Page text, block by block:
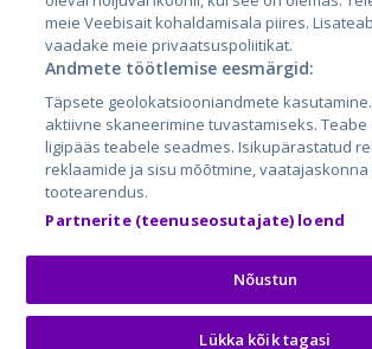
City24.lv
City24.ee
GetaPro.lv
GetaPro.ee
Autoplius.lt
Aruodas.lt
CVbankas.lt
Kainos.lt
Paslaugos.lt
auto24.ee
Osta.ee
meie Veebisait kohaldamisala piires.
vaadake meie privaatsuspoliitikat.
Andmete töötlemise eesmärgid:
Täpsete geolokatsiooniandmete
aktiivne skaneerimine tuvastamiseks.
ligipääs teabele seadmes. Isikupärastatud
reklaamide ja sisu mõõtmine,
tootearendus.
Partnerite (teenuseosutajate) loend
Nõustun
Lükka kõik tagasi